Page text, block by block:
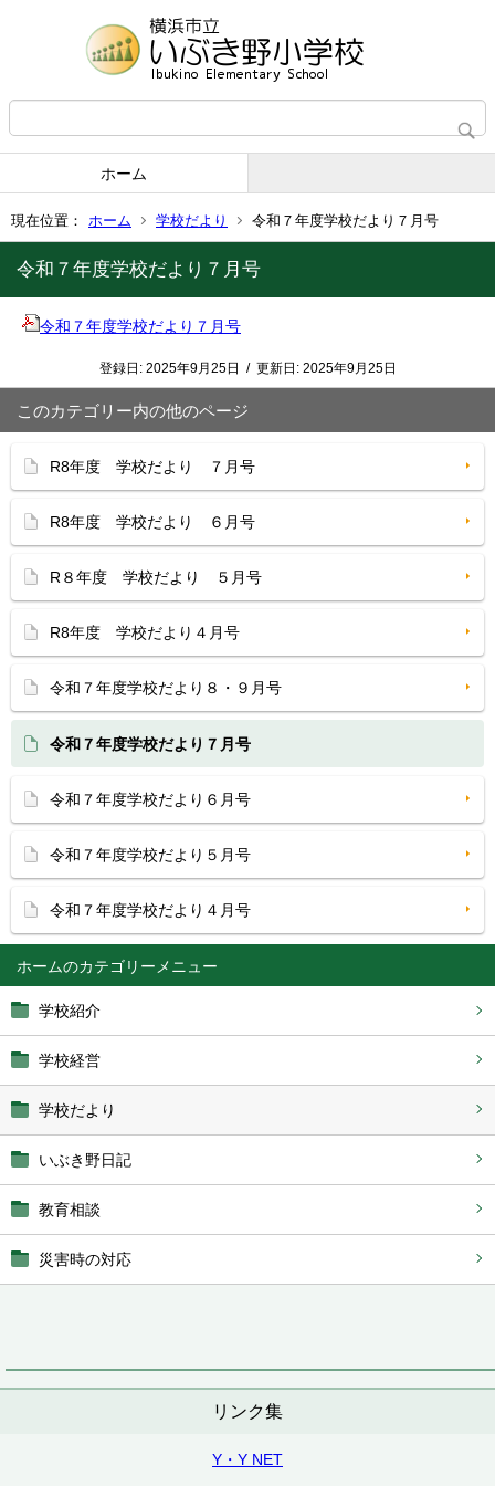
ホーム
現在位置： ホーム 学校だより 令和７年度学校だより７月号
ホーム
学校紹介
学校経営
学校だより
いぶき野日記
教育相談
災害時の対応
リンク集
Y・Y NET
令和７年度学校だより７月号
令和７年度学校だより７月号
登録日: 2025年9月25日 / 更新日: 2025年9月25日
このカテゴリー内の他のページ
R8年度 学校だより ７月号
R8年度 学校だより ６月号
R８年度 学校だより ５月号
R8年度 学校だより４月号
令和７年度学校だより８・９月号
令和７年度学校だより７月号
令和７年度学校だより６月号
令和７年度学校だより５月号
令和７年度学校だより４月号